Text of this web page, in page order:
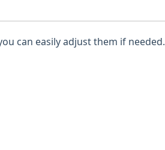
can easily adjust them if needed.